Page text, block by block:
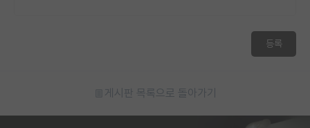
등록
게시판 목록으로 돌아가기